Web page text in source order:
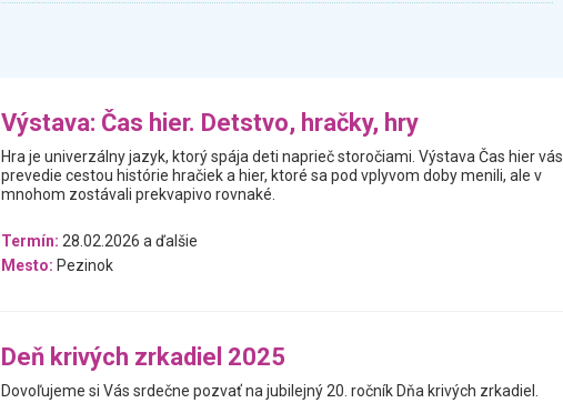
Výstava: Čas hier. Detstvo, hračky, hry
Hra je univerzálny jazyk, ktorý spája deti naprieč storočiami. Výstava Čas hier vás
prevedie cestou histórie hračiek a hier, ktoré sa pod vplyvom doby menili, ale v
mnohom zostávali prekvapivo rovnaké.
Termín: 28.02.2026 a ďalšie
Mesto: Pezinok
Deň krivých zrkadiel 2025
Dovoľujeme si Vás srdečne pozvať na jubilejný 20. ročník Dňa krivých zrkadiel.